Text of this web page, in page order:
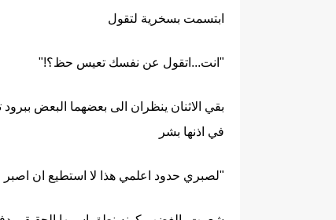
ابتسمت بسخرية لتقول
"انت...اتقول عن نفسك تعيس حظ؟!"
بقي الاثنان ينظران الى بعضهما البعض
في اذنها بشر
"لصبري حدود اعلمي هذا لا استطيع ان